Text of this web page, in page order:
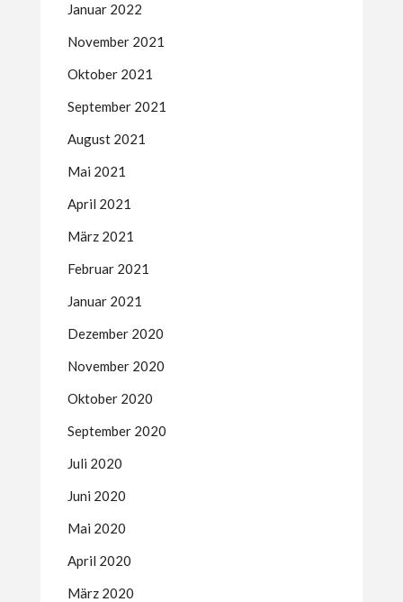
Januar 2022
November 2021
Oktober 2021
September 2021
August 2021
Mai 2021
April 2021
März 2021
Februar 2021
Januar 2021
Dezember 2020
November 2020
Oktober 2020
September 2020
Juli 2020
Juni 2020
Mai 2020
April 2020
März 2020